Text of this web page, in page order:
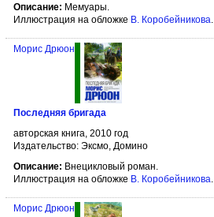
Описание: Мемуары.
Иллюстрация на обложке В. Коробейникова
Морис Дрюон
Последняя бригада
авторская книга, 2010 год
Издательство: Эксмо, Домино
Описание: Внецикловый роман.
Иллюстрация на обложке В. Коробейникова.
Морис Дрюон